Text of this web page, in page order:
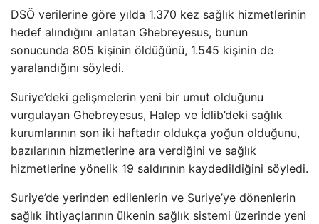
DSÖ verilerine göre yılda 1.370 kez sağlık hizmetlerinin
hedef alındığını anlatan Ghebreyesus, bunun
sonucunda 805 kişinin öldüğünü, 1.545 kişinin de
yaralandığını söyledi.
Suriye’deki gelişmelerin yeni bir umut olduğunu
vurgulayan Ghebreyesus, Halep ve İdlib’deki sağlık
kurumlarının son iki haftadır oldukça yoğun olduğunu,
bazılarının hizmetlerine ara verdiğini ve sağlık
hizmetlerine yönelik 19 saldırının kaydedildiğini söyledi.
Suriye’de yerinden edilenlerin ve Suriye’ye dönenlerin
sağlık ihtiyaçlarının ülkenin sağlık sistemi üzerinde yeni